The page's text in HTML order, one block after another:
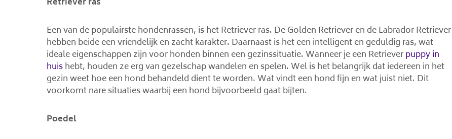
Een van de populairste hondenrassen, is het Retriever ras. De Golden Retriever en de Labrador Retriever
hebben beide een vriendelijk en zacht karakter. Daarnaast is het een intelligent en geduldig ras, wat
ideale eigenschappen zijn voor honden binnen een gezinssituatie. Wanneer je een Retrieverpuppy in
huishebt, houden ze erg van gezelschap wandelen en spelen. Wel is het belangrijk dat iedereen in het
gezin weet hoe een hond behandeld dient te worden. Wat vindt een hond fijn en wat juist niet. Dit
voorkomt nare situaties waarbij een hond bijvoorbeeld gaat bijten.
Poedel